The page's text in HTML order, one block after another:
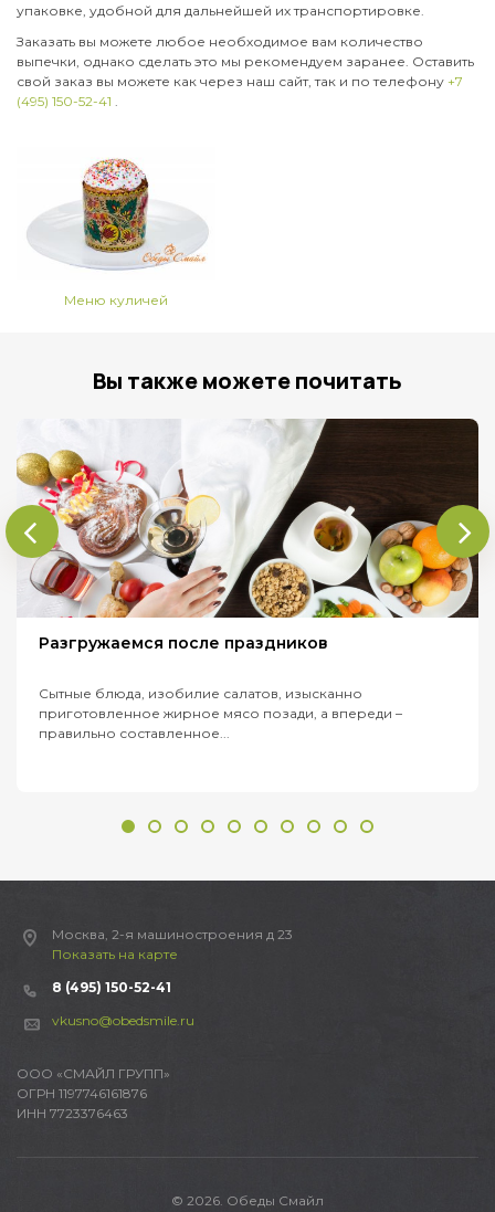
упаковке, удобной для дальнейшей их транспортировке.
Заказать вы можете любое необходимое вам количество
выпечки, однако сделать это мы рекомендуем заранее. Оставить
свой заказ вы можете как через наш сайт, так и по телефону +7
(495) 150-52-41
Меню куличей
Вы также можете почитать
Разгружаемся после праздников
Сытные блюда, изобилие салатов, изысканно
приготовленное жирное мясо позади, а впереди –
правильно составленное...
Москва, 2-я машиностроения д 23
Показать на карте
8 (495) 150-52-41
vkusno@obedsmile.ru
ООО «СМАЙЛ ГРУПП»
ОГРН 1197746161876
ИНН 7723376463
© 2026. Обеды Смайл